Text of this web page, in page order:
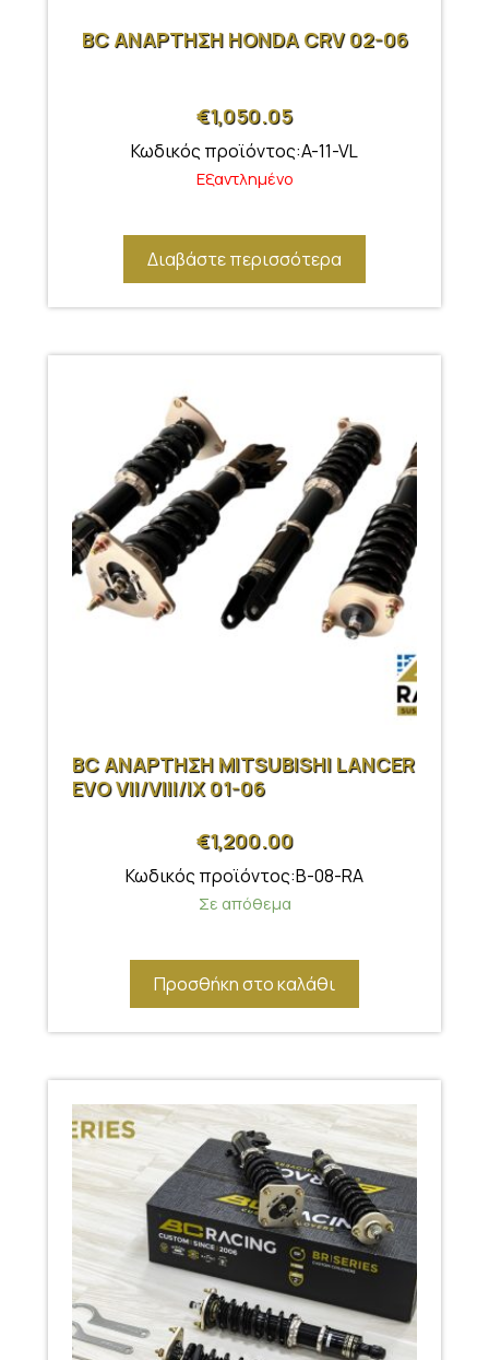
BC ΑΝΑΡΤΗΣΗ HONDA CRV 02-06
€1,050.05
Κωδικός προϊόντος:A-11-VL
Εξαντλημένο
Διαβάστε περισσότερα
BC ΑΝΑΡΤΗΣΗ MITSUBISHI LANCER
EVO VII/VIII/IX 01-06
€1,200.00
Κωδικός προϊόντος:B-08-RA
Σε απόθεμα
Προσθήκη στο καλάθι